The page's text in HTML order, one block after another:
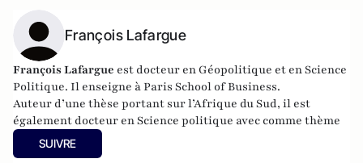
François Lafargue
François Lafargue est docteur en Géopolitique et en Science
Politique. Il enseigne à Paris School of Business.
Auteur d’une thèse portant sur l’Afrique du Sud, il est
également docteur en Science politique avec comme thème
de recherche la stratégie des Etats-Unis devant la
vulnérabilité énergétique de la Chine. Ses travaux portent
SUIVRE